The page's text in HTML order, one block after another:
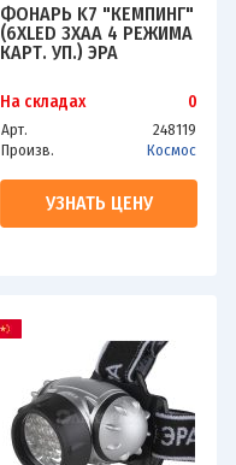
ФОНАРЬ K7 "КЕМПИНГ"
(6ХLED 3ХAA 4 РЕЖИМА
КАРТ. УП.) ЭРА
На складах 0
Арт.
248119
Произв.
Космос
УЗНАТЬ ЦЕНУ